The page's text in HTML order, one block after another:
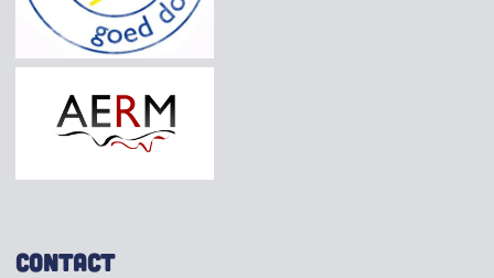
CONTACT